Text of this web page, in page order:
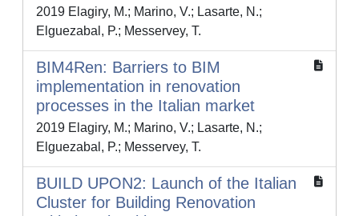
2019 Elagiry, M.; Marino, V.; Lasarte, N.;
Elguezabal, P.; Messervey, T.
BIM4Ren: Barriers to BIM
implementation in renovation
processes in the Italian market
2019 Elagiry, M.; Marino, V.; Lasarte, N.;
Elguezabal, P.; Messervey, T.
BUILD UPON2: Launch of the Italian
Cluster for Building Renovation